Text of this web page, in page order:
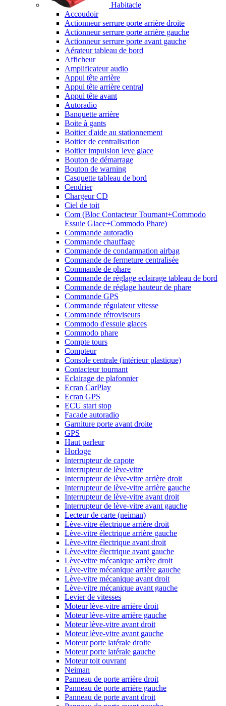
Habitacle
Accoudoir
Actionneur serrure porte arrière droite
Actionneur serrure porte arrière gauche
Actionneur serrure porte avant gauche
Aérateur tableau de bord
Afficheur
Amplificateur audio
Appui tête arrière
Appui tête arrière central
Appui tête avant
Autoradio
Banquette arrière
Boite à gants
Boitier d'aide au stationnement
Boitier de centralisation
Boitier impulsion leve glace
Bouton de démarrage
Bouton de warning
Casquette tableau de bord
Cendrier
Chargeur CD
Ciel de toit
Com (Bloc Contacteur Tournant+Commodo
Essuie Glace+Commodo Phare)
Commande autoradio
Commande chauffage
Commande de condamnation airbag
Commande de fermeture centralisée
Commande de phare
Commande de réglage eclairage tableau de bord
Commande de réglage hauteur de phare
Commande GPS
Commande régulateur vitesse
Commande rétroviseurs
Commodo d'essuie glaces
Commodo phare
Compte tours
Compteur
Console centrale (intérieur plastique)
Contacteur tournant
Eclairage de plafonnier
Ecran CarPlay
Ecran GPS
ECU start stop
Facade autoradio
Garniture porte avant droite
GPS
Haut parleur
Horloge
Interrupteur de capote
Interrupteur de lève-vitre
Interrupteur de lève-vitre arrière droit
Interrupteur de lève-vitre arrière gauche
Interrupteur de lève-vitre avant droit
Interrupteur de lève-vitre avant gauche
Lecteur de carte (neiman)
Lève-vitre électrique arrière droit
Lève-vitre électrique arrière gauche
Lève-vitre électrique avant droit
Lève-vitre électrique avant gauche
Lève-vitre mécanique arrière droit
Lève-vitre mécanique arrière gauche
Lève-vitre mécanique avant droit
Lève-vitre mécanique avant gauche
Levier de vitesses
Moteur lève-vitre arrière droit
Moteur lève-vitre arrière gauche
Moteur lève-vitre avant droit
Moteur lève-vitre avant gauche
Moteur porte latérale droite
Moteur porte latérale gauche
Moteur toit ouvrant
Neiman
Panneau de porte arrière droit
Panneau de porte arrière gauche
Panneau de porte avant droit